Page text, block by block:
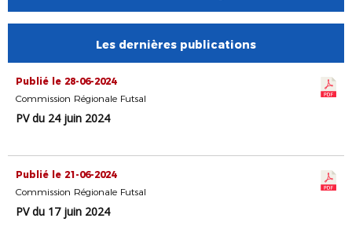
Les dernières publications
Publié le 28-06-2024
Commission Régionale Futsal
PV du 24 juin 2024
Publié le 21-06-2024
Commission Régionale Futsal
PV du 17 juin 2024